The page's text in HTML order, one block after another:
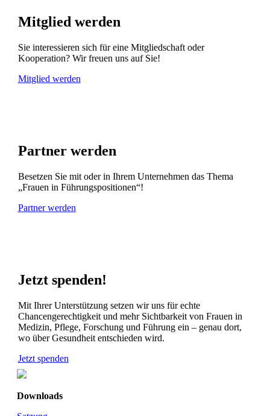
Mitglied werden
Sie interessieren sich für eine Mitgliedschaft oder
Kooperation? Wir freuen uns auf Sie!
Mitglied werden
Partner werden
Besetzen Sie mit oder in Ihrem Unternehmen das Thema
„Frauen in Führungspositionen“!
Partner werden
Jetzt spenden!
Mit Ihrer Unterstützung setzen wir uns für echte
Chancengerechtigkeit und mehr Sichtbarkeit von Frauen in
Medizin, Pflege, Forschung und Führung ein – genau dort,
wo über Gesundheit entschieden wird.
Jetzt spenden
Downloads